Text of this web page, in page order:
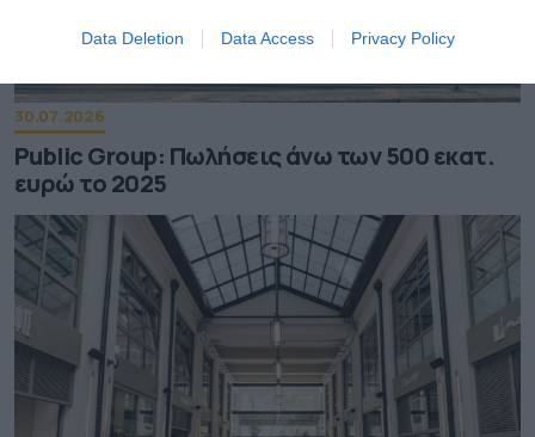
Data Deletion Data Access Privacy Policy
30.07.2026
Public Group: Πωλήσεις άνω των 500 εκατ.
ευρώ το 2025